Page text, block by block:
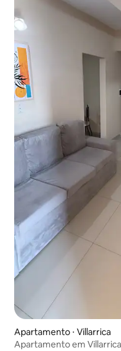
Apartamento ⋅ Villarrica
Apartamento em Villarrica